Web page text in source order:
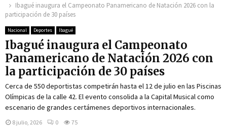
Ibagué inaugura el Campeonato Panamericano de Natación 2026 con la
participación de 30 países
Nacional Deportes Ibagué
Ibagué inaugura el Campeonato
Panamericano de Natación 2026 con
la participación de 30 países
Cerca de 550 deportistas competirán hasta el 12 de julio en las Piscinas
Olímpicas de la calle 42. El evento consolida a la Capital Musical como
escenario de grandes certámenes deportivos internacionales.
8 julio, 2026 0 75